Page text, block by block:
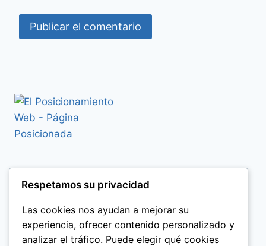
Respetamos su privacidad
Las cookies nos ayudan a mejorar su
experiencia, ofrecer contenido personalizado y
analizar el tráfico. Puede elegir qué cookies